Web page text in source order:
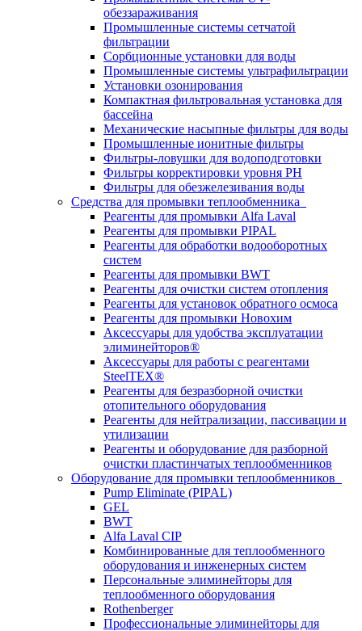
обеззараживания
Промышленные системы сетчатой
фильтрации
Сорбционные установки для воды
Промышленные системы ультрафильтрации
Установки озонирования
Компактная фильтровальная установка для
бассейна
Механические насыпные фильтры для воды
Промышленные ионитные фильтры
Фильтры-ловушки для водоподготовки
Фильтры корректировки уровня PH
Фильтры для обезжелезивания воды
Средства для промывки теплообменника
Реагенты для промывки Alfa Laval
Реагенты для промывки PIPAL
Реагенты для обработки водооборотных
систем
Реагенты для промывки BWT
Реагенты для очистки систем отопления
Реагенты для установок обратного осмоса
Реагенты для промывки Новохим
Аксессуары для удобства эксплуатации
элиминейторов®
Аксессуары для работы с реагентами
SteelTEX®
Реагенты для безразборной очистки
отопительного оборудования
Реагенты для нейтрализации, пассивации и
утилизации
Реагенты и оборудование для разборной
очистки пластинчатых теплообменников
Оборудование для промывки теплообменников
Pump Eliminate (PIPAL)
GEL
BWT
Alfa Laval CIP
Комбинированные для теплообменного
оборудования и инженерных систем
Персональные элиминейторы для
теплообменного оборудования
Rothenberger
Профессиональные элиминейторы для